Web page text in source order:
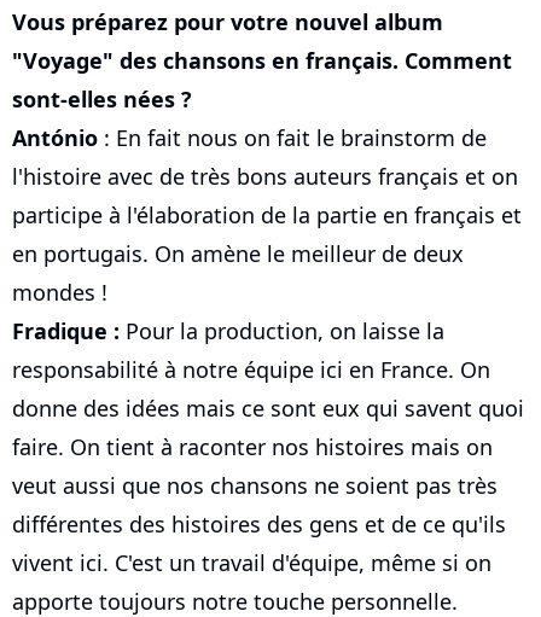
Vous préparez pour votre nouvel album
"Voyage" des chansons en français. Comment
sont-elles nées ?
António : En fait nous on fait le brainstorm de
l'histoire avec de très bons auteurs français et on
participe à l'élaboration de la partie en français et
en portugais. On amène le meilleur de deux
mondes !
Fradique : Pour la production, on laisse la
responsabilité à notre équipe ici en France. On
donne des idées mais ce sont eux qui savent quoi
faire. On tient à raconter nos histoires mais on
veut aussi que nos chansons ne soient pas très
différentes des histoires des gens et de ce qu'ils
vivent ici. C'est un travail d'équipe, même si on
apporte toujours notre touche personnelle.